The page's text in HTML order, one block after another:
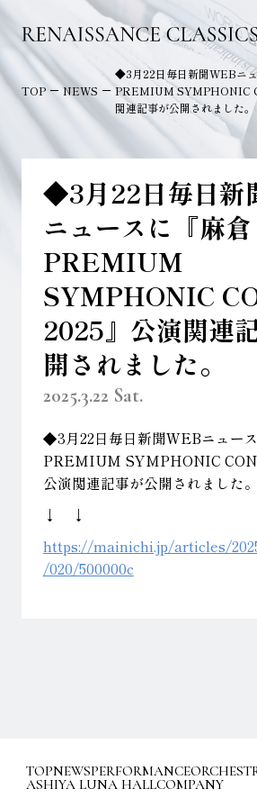
TOP NEWS
◆3月22日毎日新聞WEBニ
PREMIUM SYMPHONIC
関連記事が公開されました。
◆3月22日毎日新
ニュースに『麻倉
PREMIUM
SYMPHONIC
2025』公演関連
開されました。
2025.3.22 Sat.
◆3月22日毎日新聞WEBニュー
PREMIUM SYMPHONIC
公演関連記事が公開されました。
↓ ↓
https://mainichi.jp/articles/
/020/500000c
TOPNEWSPERFORMANCE
ASHIYA LUNA HALLCOMPANY